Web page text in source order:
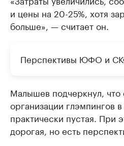
и цены на 20-25%, хотя
больше», — считает он.
Перспективы ЮФО и
Малышев подчеркнул, что
организации глэмпингов
практически пустая. При
дорогая, но есть